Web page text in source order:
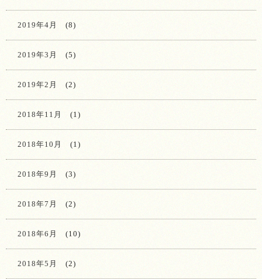
2019年4月 (8)
2019年3月 (5)
2019年2月 (2)
2018年11月 (1)
2018年10月 (1)
2018年9月 (3)
2018年7月 (2)
2018年6月 (10)
2018年5月 (2)